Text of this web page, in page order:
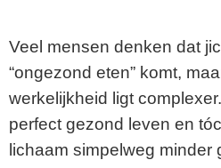
Veel mensen denken dat
“ongezond eten” komt,
werkelijkheid ligt
perfect gezond leven en
lichaam simpelweg minder